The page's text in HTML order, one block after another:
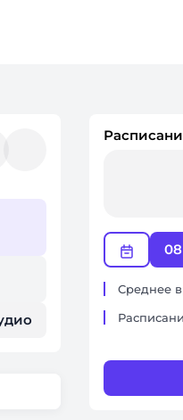
08
Среднее